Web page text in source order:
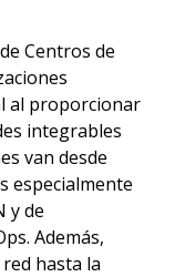
Centros de
al proporcionar
integrables
van desde
especialmente
y de
Además,
hasta la